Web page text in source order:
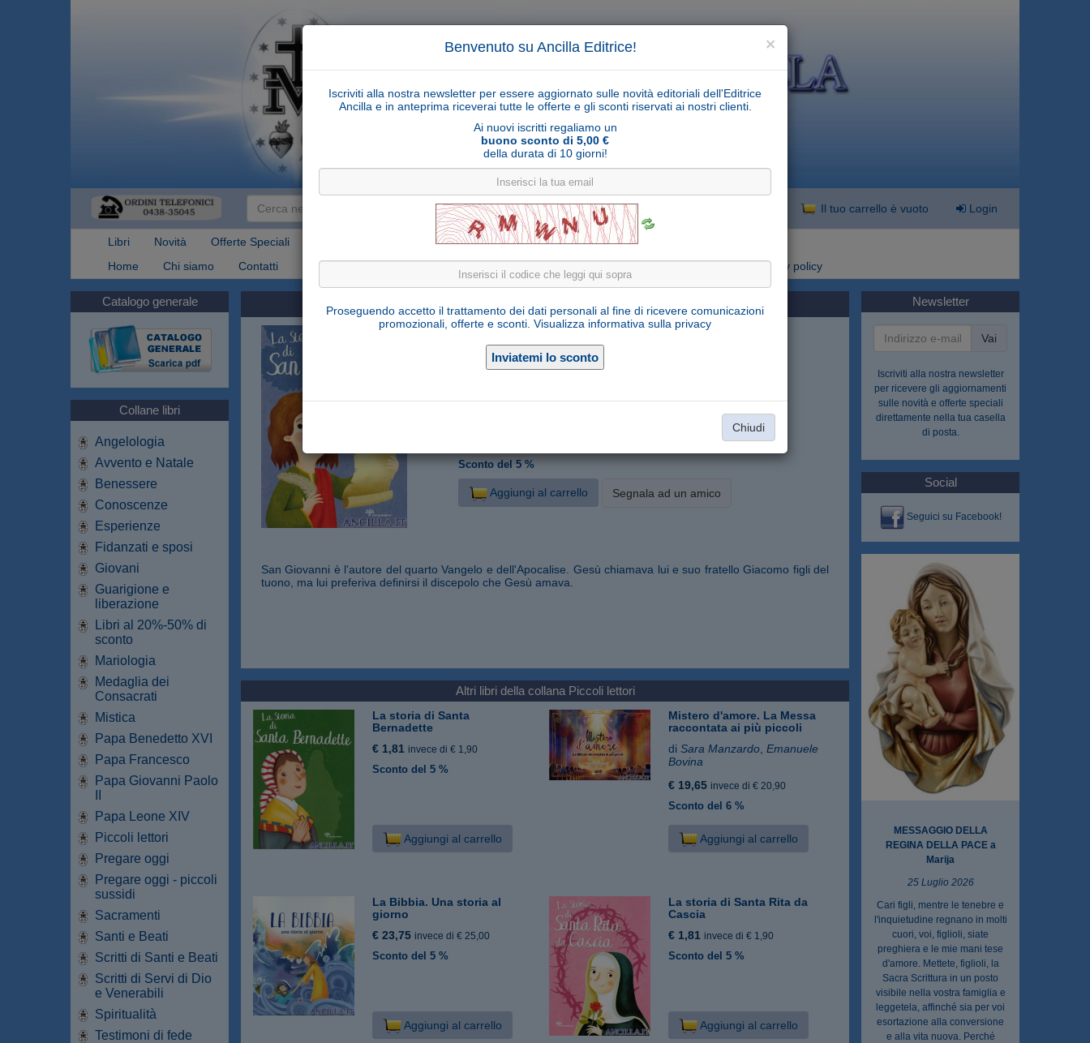
×
Benvenuto su Ancilla Editrice!
Iscriviti alla nostra newsletter per essere aggiornato sulle novità editoriali dell'Editrice
Ancilla e in anteprima riceverai tutte le offerte e gli sconti riservati ai nostri clienti.
Ai nuovi iscritti regaliamo un
buono sconto di 5,00 €
della durata di 10 giorni!
Proseguendo accetto il trattamento dei dati personali al fine di ricevere comunicazioni
promozionali, offerte e sconti. Visualizza informativa sulla privacy
Chiudi
Cerca Il tuo carrello è vuoto Login
Libri Novità Offerte Speciali Collane libri
Articoli religiosi
Home
Chi siamo Contatti Spedizioni Privacy policy
Catalogo generale
Collane libri
Angelologia
Avvento e Natale
Benessere
Conoscenze
Esperienze
Fidanzati e sposi
Giovani
Guarigione e
liberazione
Libri al 20%-50% di
sconto
Mariologia
Medaglia dei
Consacrati
Mistica
Papa Benedetto XVI
Papa Francesco
Papa Giovanni Paolo
Papa Leone XIV
Piccoli lettori
Pregare oggi
Pregare oggi - piccoli
sussidi
Sacramenti
Santi e Beati
Scritti di Santi e Beati
Scritti di Servi di Dio
e Venerabili
Spiritualità
Testimoni di fede
La storia di San Giovanni Evangelista
Il Sicomoro
9788867570676
Nr. pagine:32
Materiale:Illustrato
Sconto del 5 %
Aggiungi al carrello Segnala ad un amico
San Giovanni è l'autore del quarto Vangelo e dell'Apocalise. Gesù chiamava lui e suo fratello Giacomo figli del
tuono, ma lui preferiva definirsi il discepolo che Gesù amava.
Altri libri della collana Piccoli lettori
La storia di Santa
Bernadette
€ 1,81 invece di € 1,90
Sconto del 5 %
Aggiungi al carrello
Mistero d'amore. La Messa
raccontata ai più piccoli
diSara Manzardo ,Emanuele
Bovina
€ 19,65 invece di € 20,90
Sconto del 6 %
Aggiungi al carrello
La Bibbia. Una storia al
giorno
€ 23,75 invece di € 25,00
Sconto del 5 %
Aggiungi al carrello
La storia di Santa Rita da
Cascia
€ 1,81 invece di € 1,90
Sconto del 5 %
Aggiungi al carrello
Newsletter
Vai
Iscriviti alla nostra newsletter
per ricevere gli aggiornamenti
sulle novità e offerte speciali
direttamente nella tua casella
di posta.
Social
Seguici su Facebook!
MESSAGGIO DELLA
REGINA DELLA PACE a
Marija
25 Luglio 2026
Cari figli, mentre le tenebre e
l'inquietudine regnano in molti
cuori, voi, figlioli, siate
preghiera e le mie mani tese
d'amore. Mettete, figlioli, la
Sacra Scrittura in un posto
visibile nella vostra famiglia e
leggetela, affinché sia per voi
esortazione alla conversione
e alla vita nuova. Perché